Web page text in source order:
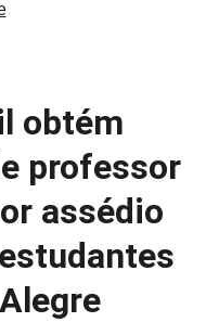
obtém
professor
assédio